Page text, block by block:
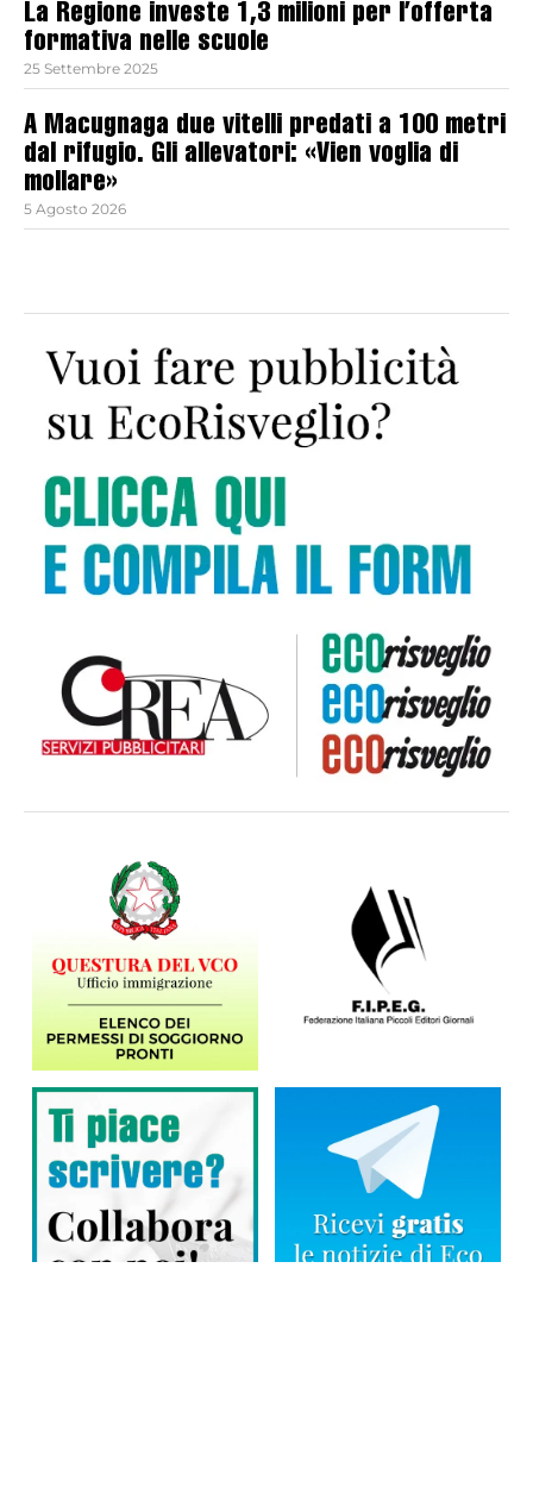
La Regione investe 1,3 milioni per l’offerta
formativa nelle scuole
25 Settembre 2025
A Macugnaga due vitelli predati a 100 metri
dal rifugio. Gli allevatori: «Vien voglia di
mollare»
5 Agosto 2026